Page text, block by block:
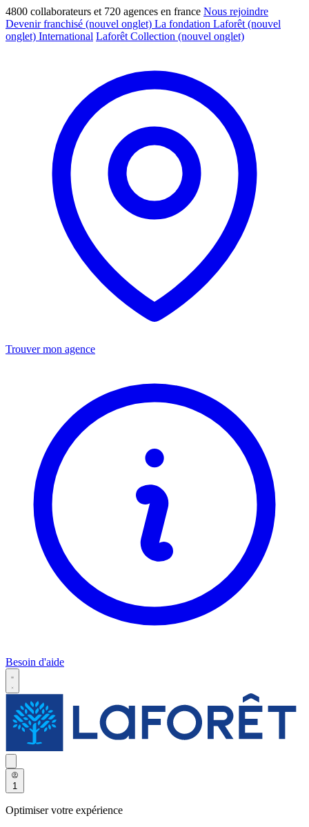
4800 collaborateurs et 720 agences en france Nous rejoindre
Devenir franchisé (nouvel onglet) La fondation Laforêt (nouvel
onglet) International Laforêt Collection (nouvel onglet)
Trouver mon agence
Besoin d'aide
1
Optimiser votre expérience